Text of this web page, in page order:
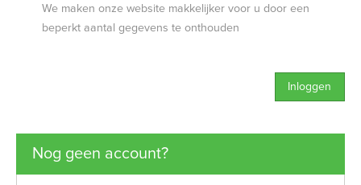
We maken onze website makkelijker voor u door een
beperkt aantal gegevens te onthouden
Inloggen
Nog geen account?